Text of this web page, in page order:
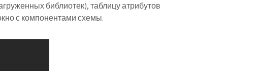
библиотек), таблицу атрибутов
с компонентами схемы.